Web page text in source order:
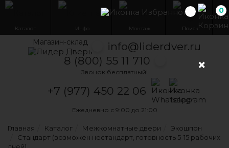
Магазин-склад
info@liderdver.ru
8 (800) 55 11 710
Звонок бесплатный!
+7 (977) 450 22 06
Написать на
Написать на
Ежедневно с 9:00 до 21:00
0
Каталог Инфо Монтаж Поиск
Главная Каталог Межкомнатные двери
Экошпон
Стандарт (возможен нестандарт, готовность 5-15 рабочих
×